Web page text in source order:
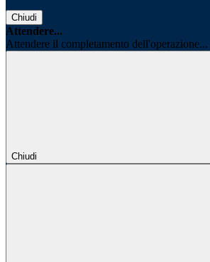
Chiudi
Attendere...
Attendere il completamento dell'operazione...
Chiudi